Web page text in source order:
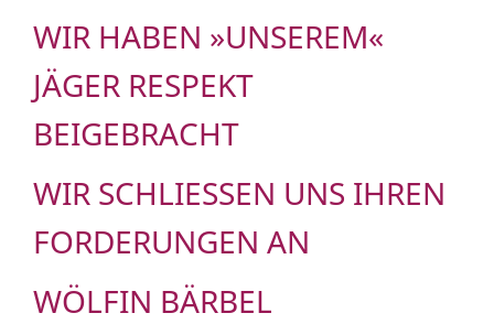
WIR HABEN »UNSEREM«
JÄGER RESPEKT
BEIGEBRACHT
WIR SCHLIESSEN UNS IHREN F
ORDERUNGEN AN
WÖLFIN BÄRBEL